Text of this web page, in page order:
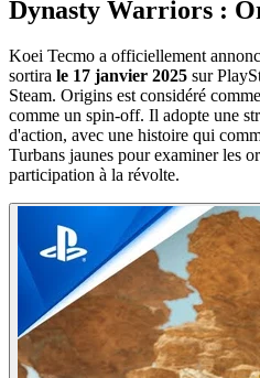
Dynasty Warriors :
Koei Tecmo a officiellement
sortira le 17 janvier 2025 sur
Steam. Origins est considéré
comme un spin-off. Il adopte une
d'action, avec une histoire qui
Turbans jaunes pour examiner les
participation à la révolte.